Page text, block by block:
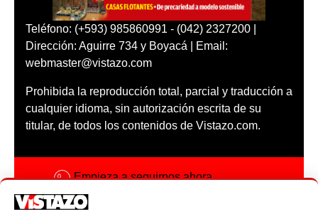
Teléfono: (+593) 985860991 - (042) 2327200 |
Dirección: Aguirre 734 y Boyacá | Email:
webmaster@vistazo.com
Prohibida la reproducción total, parcial y traducción a
cualquier idioma, sin autorización escrita de su
titular, de todos los contenidos de Vistazo.com.
Empieza a seguirnos ahora